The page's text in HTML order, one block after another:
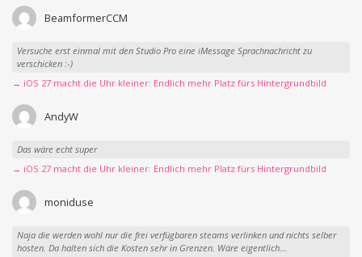
BeamformerCCM
Versuche erst einmal mit den Studio Pro eine iMessage Sprachnachricht zu
verschicken :-)
→ iOS 27 macht die Uhr kleiner: Endlich mehr Platz fürs Hintergrundbild
AndyW
Das wäre echt super
→ iOS 27 macht die Uhr kleiner: Endlich mehr Platz fürs Hintergrundbild
moniduse
Naja die werden wohl nur die frei verfügbaren steams verlinken und nichts selber
hosten. Da halten sich die Kosten sehr in Grenzen. Wäre eigentlich...